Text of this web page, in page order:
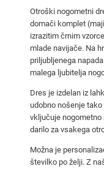
Otroški nogometni
domači komplet
izrazitim črnim
mlade navijače. Na
priljubljenega
malega ljubitelja
Dres je izdelan iz
udobno nošenje
vključuje nogometno
darilo za vsakega
Možna je
številko po želji. Z